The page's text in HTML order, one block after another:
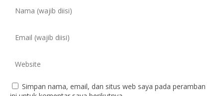
Simpan nama, email, dan situs web saya pada peramban